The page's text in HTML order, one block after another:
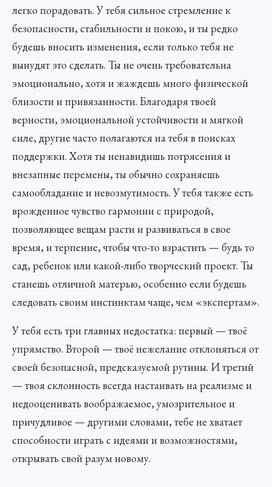
легко порадовать. У тебя сильное стремление к
безопасности, стабильности и покою, и ты редко
будешь вносить изменения, если только тебя не
вынудят это сделать. Ты не очень требовательна
эмоционально, хотя и жаждешь много физической
близости и привязанности. Благодаря твоей
верности, эмоциональной устойчивости и мягкой
силе, другие часто полагаются на тебя в поисках
поддержки. Хотя ты ненавидишь потрясения и
внезапные перемены, ты обычно сохраняешь
самообладание и невозмутимость. У тебя также есть
врожденное чувство гармонии с природой,
позволяющее вещам расти и развиваться в свое
время, и терпение, чтобы что-то взрастить — будь то
сад, ребенок или какой-либо творческий проект. Ты
станешь отличной матерью, особенно если будешь
следовать своим инстинктам чаще, чем «экспертам».
У тебя есть три главных недостатка: первый — твоё
упрямство. Второй — твоё нежелание отклоняться от
своей безопасной, предсказуемой рутины. И третий
— твоя склонность всегда настаивать на реализме и
недооценивать воображаемое, умозрительное и
причудливое — другими словами, тебе не хватает
способности играть с идеями и возможностями,
открывать свой разум новому.